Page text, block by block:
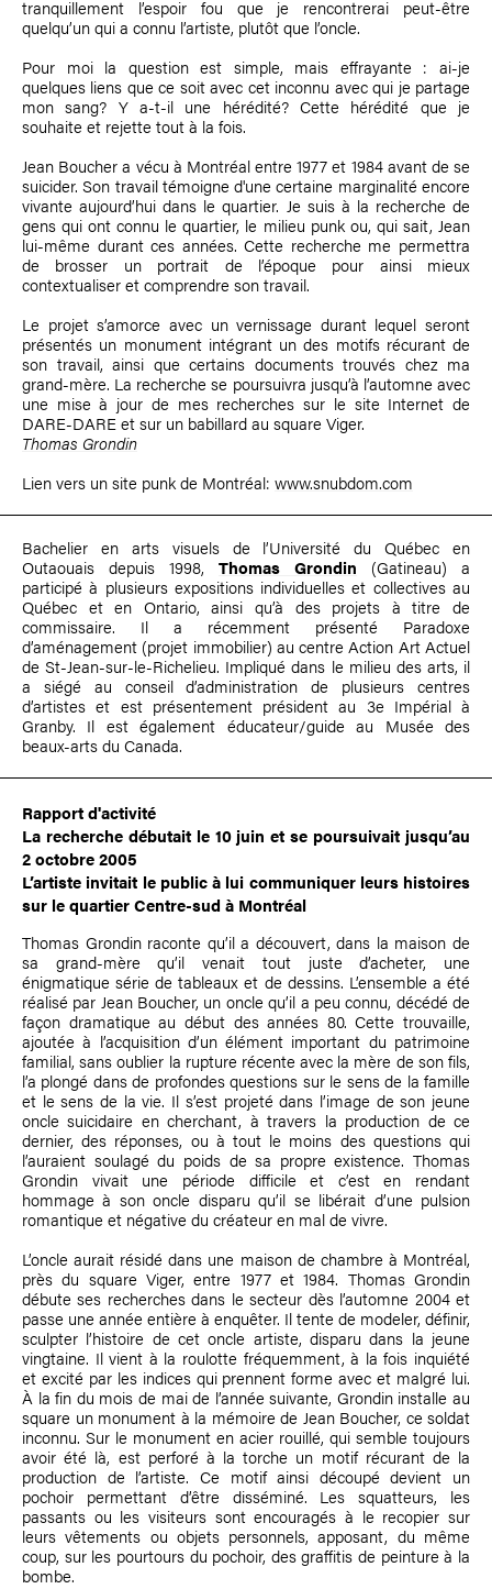
tranquillement l’espoir fou que je rencontrerai peut-être
quelqu’un qui a connu l’artiste, plutôt que l’oncle.
Pour moi la question est simple, mais effrayante : ai-je
quelques liens que ce soit avec cet inconnu avec qui je partage
mon sang? Y a-t-il une hérédité? Cette hérédité que je
souhaite et rejette tout à la fois.
Jean Boucher a vécu à Montréal entre 1977 et 1984 avant de se
suicider. Son travail témoigne d'une certaine marginalité encore
vivante aujourd’hui dans le quartier. Je suis à la recherche de
gens qui ont connu le quartier, le milieu punk ou, qui sait, Jean
lui-même durant ces années. Cette recherche me permettra
de brosser un portrait de l’époque pour ainsi mieux
contextualiser et comprendre son travail.
Le projet s’amorce avec un vernissage durant lequel seront
présentés un monument intégrant un des motifs récurant de
son travail, ainsi que certains documents trouvés chez ma
grand-mère. La recherche se poursuivra jusqu’à l’automne avec
une mise à jour de mes recherches sur le site Internet de
DARE-DARE et sur un babillard au square Viger.
Thomas Grondin
Lien vers un site punk de Montréal: www.snubdom.com
Bachelier en arts visuels de l’Université du Québec en
Outaouais depuis 1998, Thomas Grondin (Gatineau) a
participé à plusieurs expositions individuelles et collectives au
Québec et en Ontario, ainsi qu’à des projets à titre de
commissaire. Il a récemment présenté Paradoxe
d’aménagement (projet immobilier) au centre Action Art Actuel
de St-Jean-sur-le-Richelieu. Impliqué dans le milieu des arts, il
a siégé au conseil d’administration de plusieurs centres
d’artistes et est présentement président au 3e Impérial à
Granby. Il est également éducateur/guide au Musée des
beaux-arts du Canada.
Rapport d'activité
La recherche débutait le 10 juin et se poursuivait jusqu’au
2 octobre 2005
L’artiste invitait le public à lui communiquer leurs histoires
sur le quartier Centre-sud à Montréal
Thomas Grondin raconte qu’il a découvert, dans la maison de
sa grand-mère qu’il venait tout juste d’acheter, une
énigmatique série de tableaux et de dessins. L’ensemble a été
réalisé par Jean Boucher, un oncle qu’il a peu connu, décédé de
façon dramatique au début des années 80. Cette trouvaille,
ajoutée à l’acquisition d’un élément important du patrimoine
familial, sans oublier la rupture récente avec la mère de son fils,
l’a plongé dans de profondes questions sur le sens de la famille
et le sens de la vie. Il s’est projeté dans l’image de son jeune
oncle suicidaire en cherchant, à travers la production de ce
dernier, des réponses, ou à tout le moins des questions qui
l’auraient soulagé du poids de sa propre existence. Thomas
Grondin vivait une période difficile et c’est en rendant
hommage à son oncle disparu qu’il se libérait d’une pulsion
romantique et négative du créateur en mal de vivre.
L’oncle aurait résidé dans une maison de chambre à Montréal,
près du square Viger, entre 1977 et 1984. Thomas Grondin
débute ses recherches dans le secteur dès l’automne 2004 et
passe une année entière à enquêter. Il tente de modeler, définir,
sculpter l’histoire de cet oncle artiste, disparu dans la jeune
vingtaine. Il vient à la roulotte fréquemment, à la fois inquiété
et excité par les indices qui prennent forme avec et malgré lui.
À la fin du mois de mai de l’année suivante, Grondin installe au
square un monument à la mémoire de Jean Boucher, ce soldat
inconnu. Sur le monument en acier rouillé, qui semble toujours
avoir été là, est perforé à la torche un motif récurant de la
production de l’artiste. Ce motif ainsi découpé devient un
pochoir permettant d’être disséminé. Les squatteurs, les
passants ou les visiteurs sont encouragés à le recopier sur
leurs vêtements ou objets personnels, apposant, du même
coup, sur les pourtours du pochoir, des graffitis de peinture à la
bombe.